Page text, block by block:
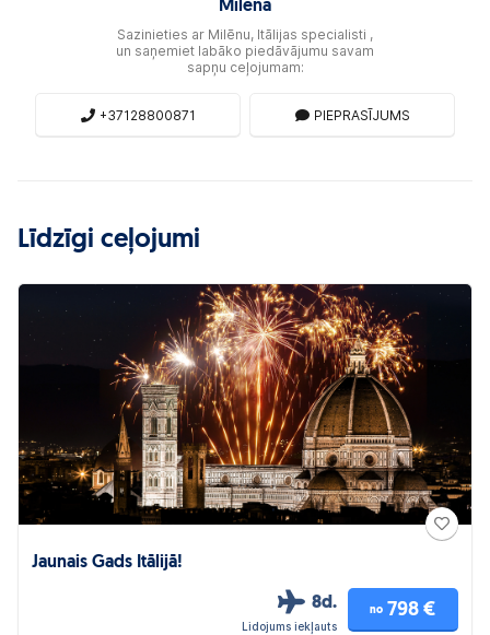
Milena
Sazinieties ar Milēnu, Itālijas specialisti ,
un saņemiet labāko piedāvājumu savam
sapņu ceļojumam:
+37128800871 PIEPRASĪJUMS
Līdzīgi ceļojumi
Jaunais Gads Itālijā!
8d.
Lidojums iekļauts
no 798 €